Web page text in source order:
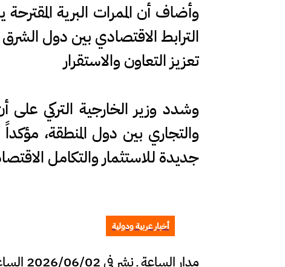
وأضاف أن الممرات البرية
الترابط الاقتصادي بين دول
تعزيز التعاون والاستقرار
وشدد وزير الخارجية التركي
والتجاري بين دول المنطقة،
جديدة للاستثمار والتكامل
أخبار عربية ودولية
مدار الساعة ـ نشر في 2026/06/02 الساعة 21:33